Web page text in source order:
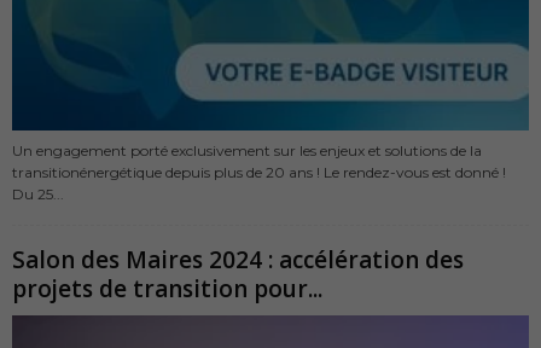
Un engagement porté exclusivement sur les enjeux et solutions de la
transitionénergétique depuis plus de 20 ans ! Le rendez-vous est donné !
Du 25...
Salon des Maires 2024 : accélération des
projets de transition pour...